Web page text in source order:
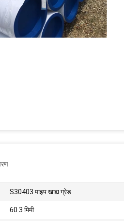
S30403 पाइप खाद्य ग्रेड
60.3 मिमी